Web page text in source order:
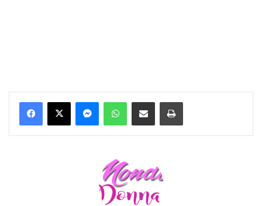
MessengerWhatsAppCondividi per email Stampa